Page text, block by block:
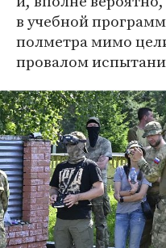
в учебной
полметра мимо
провалом